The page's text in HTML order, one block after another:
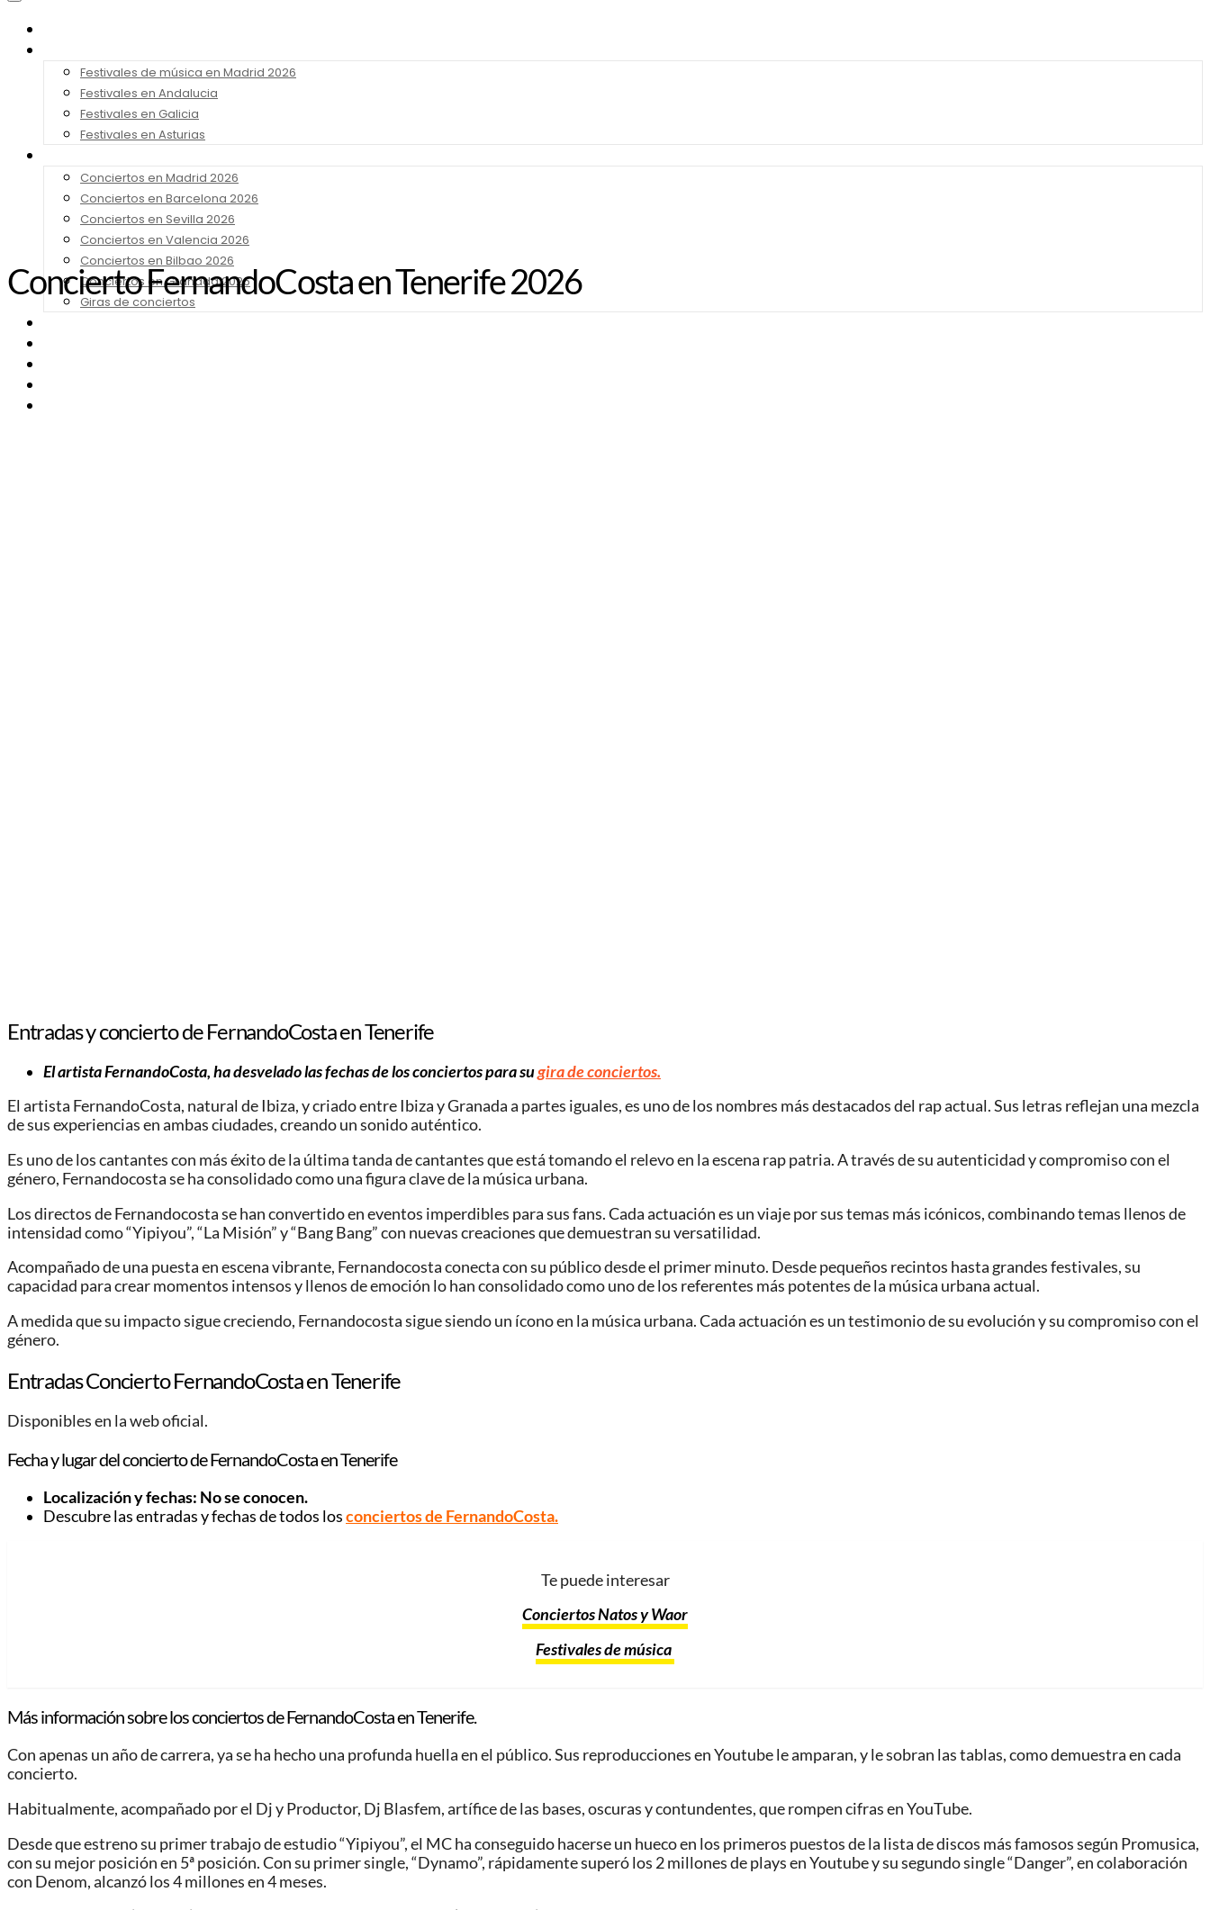
Festivales de música en Madrid 2026
Festivales en Andalucia
Festivales en Galicia
Festivales en Asturias
Conciertos en Madrid 2026
Conciertos en Barcelona 2026
Conciertos en Sevilla 2026
Conciertos en Valencia 2026
Conciertos en Bilbao 2026
Conciertos en Granada 2026
Giras de conciertos
Concierto FernandoCosta en Tenerife 2026
Entradas y concierto de FernandoCosta en Tenerife
El artista FernandoCosta, ha desvelado las fechas de los conciertos para sugira de conciertos.
El artista FernandoCosta, natural de Ibiza, y criado entre Ibiza y Granada a partes iguales, es uno de los nombres más destacados del rap actual. Sus letras reflejan una mezcla
de sus experiencias en ambas ciudades, creando un sonido auténtico.
Es uno de los cantantes con más éxito de la última tanda de cantantes que está tomando el relevo en la escena rap patria. A través de su autenticidad y compromiso con el
género, Fernandocosta se ha consolidado como una figura clave de la música urbana.
Los directos de Fernandocosta se han convertido en eventos imperdibles para sus fans. Cada actuación es un viaje por sus temas más icónicos, combinando temas llenos de
intensidad como “Yipiyou”, “La Misión” y “Bang Bang” con nuevas creaciones que demuestran su versatilidad.
Acompañado de una puesta en escena vibrante, Fernandocosta conecta con su público desde el primer minuto. Desde pequeños recintos hasta grandes festivales, su
capacidad para crear momentos intensos y llenos de emoción lo han consolidado como uno de los referentes más potentes de la música urbana actual.
A medida que su impacto sigue creciendo, Fernandocosta sigue siendo un ícono en la música urbana. Cada actuación es un testimonio de su evolución y su compromiso con el
género.
Entradas Concierto FernandoCosta en Tenerife
Disponibles en la web oficial.
Fecha y lugar del concierto de FernandoCosta en Tenerife
Localización y fechas: No se conocen.
Descubre las entradas y fechas de todos losconciertos de FernandoCosta.
Te puede interesar
Conciertos Natos y Waor
Festivales de música
Más información sobre los conciertos de FernandoCosta en Tenerife.
Con apenas un año de carrera, ya se ha hecho una profunda huella en el público. Sus reproducciones en Youtube le amparan, y le sobran las tablas, como demuestra en cada
concierto.
Habitualmente, acompañado por el Dj y Productor, Dj Blasfem, artífice de las bases, oscuras y contundentes, que rompen cifras en YouTube.
Desde que estreno su primer trabajo de estudio “Yipiyou”, el MC ha conseguido hacerse un hueco en los primeros puestos de la lista de discos más famosos según Promusica,
con su mejor posición en 5ª posición. Con su primer single, “Dynamo”, rápidamente superó los 2 millones de plays en Youtube y su segundo single “Danger”, en colaboración
con Denom, alcanzó los 4 millones en 4 meses.